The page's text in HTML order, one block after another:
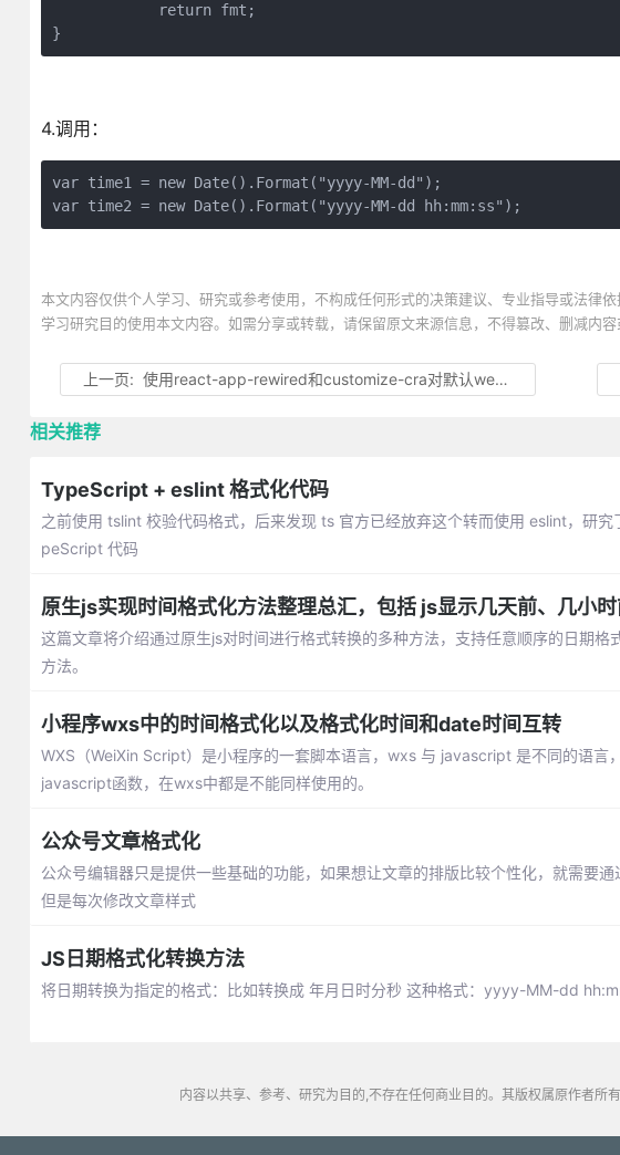
            return fmt;
}
4.调用：
var time1 = new Date().Format("yyyy-MM-dd");
var time2 = new Date().Format("yyyy-MM-dd hh:mm:ss");
本文内容仅供个人学习、研究或参考使用，不构成任何形式的决策建议、专业指导或法律
学习研究目的使用本文内容。如需分享或转载，请保留原文来源信息，不得篡改、删减内容
上一页:使用react-app-rewired和customize-cra对默认webpack自定义配置
相关推荐
TypeScript + eslint 格式化代码
之前使用 tslint 校验代码格式，后来发现 ts 官方已经放弃这个转而使用 eslint，研
peScript 代码
原生js实现时间格式化方法整理总汇，包括 js显示几天前、几小
这篇文章将介绍通过原生js对时间进行格式转换的多种方法，支持任意顺序的日期
方法。
小程序wxs中的时间格式化以及格式化时间和date时间互转
WXS（WeiXin Script）是小程序的一套脚本语言，wxs 与 javascript 是不同的语
javascript函数，在wxs中都是不能同样使用的。
公众号文章格式化
公众号编辑器只是提供一些基础的功能，如果想让文章的排版比较个性化，就需要
但是每次修改文章样式
JS日期格式化转换方法
将日期转换为指定的格式：比如转换成 年月日时分秒 这种格式：yyyy-MM-dd
内容以共享、参考、研究为目的,不存在任何商业目的。其版权属原作者所